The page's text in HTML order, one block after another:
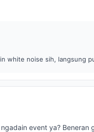
white noise sih, langsung
event ya? Beneran